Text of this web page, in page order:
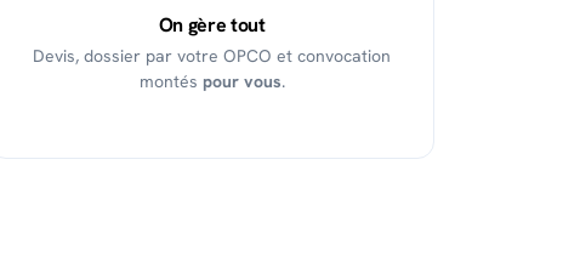
On gère tout
Devis, dossier par votre OPCO et convocation
montés pour vous.